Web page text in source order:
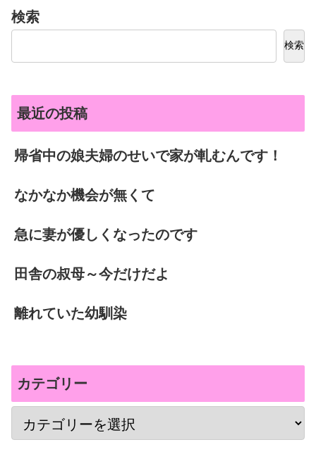
検索
検索
最近の投稿
帰省中の娘夫婦のせいで家が軋むんです！
なかなか機会が無くて
急に妻が優しくなったのです
田舎の叔母～今だけだよ
離れていた幼馴染
カテゴリー